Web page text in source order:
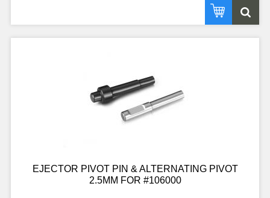
EJECTOR PIVOT PIN & ALTERNATING PIVOT
2.5MM FOR #106000